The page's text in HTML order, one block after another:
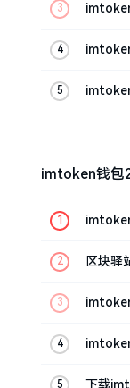
imtoken钱包
区块驿
下载